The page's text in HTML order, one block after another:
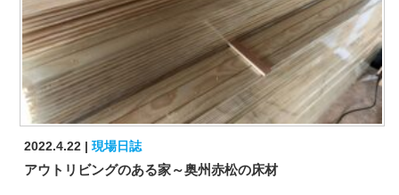
2022.4.22 現場日誌
アウトリビングのある家～奥州赤松の床材